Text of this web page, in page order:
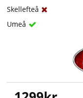
Skellefteå
Umeå